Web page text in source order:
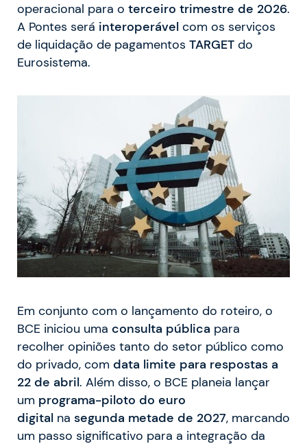
operacional para o terceiro trimestre de 2026.
A Pontes será interoperável com os serviços
de liquidação de pagamentos TARGET do
Eurosistema.
Em conjunto com o lançamento do roteiro, o
BCE iniciou uma consulta pública para
recolher opiniões tanto do setor público como
do privado, com data limite para respostas a
22 de abril. Além disso, o BCE planeia lançar
um programa-piloto do euro
digital na segunda metade de 2027, marcando
um passo significativo para a integração da